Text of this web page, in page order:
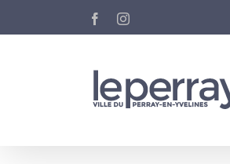
FacebookInstagram